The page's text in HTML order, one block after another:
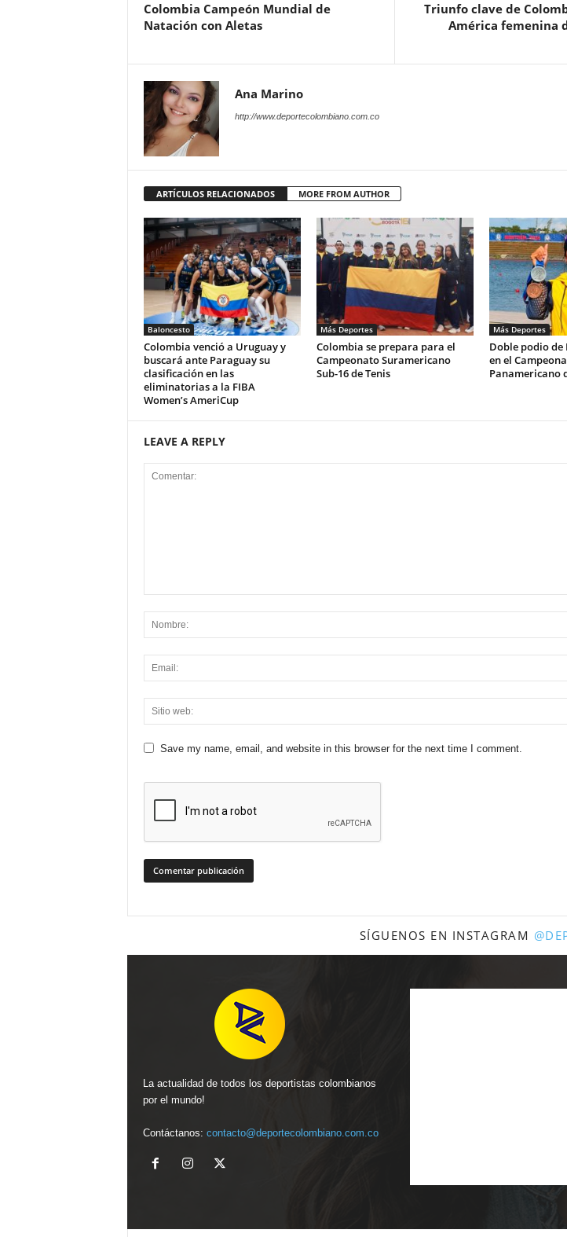
Colombia Campeón Mundial de
Natación con Aletas
Triunfo clave de
América femenina
Ana Marino
http://www.deportecolombiano.com.co
ARTÍCULOS RELACIONADOS MORE FROM AUTHOR
Baloncesto
Colombia venció a Uruguay y
buscará ante Paraguay su
clasificación en las
eliminatorias a la FIBA
Women’s AmeriCup
Más Deportes
Colombia se prepara para el
Campeonato Suramericano
Sub-16 de Tenis
Más Deportes
Doble podio
en el
Panamericano
LEAVE A REPLY
Save my name, email, and website in this browser for the next time I comment.
SÍGUENOS EN INSTAGRAM
La actualidad de todos los deportistas colombianos
por el mundo!
Contáctanos: contacto@deportecolombiano.com.co